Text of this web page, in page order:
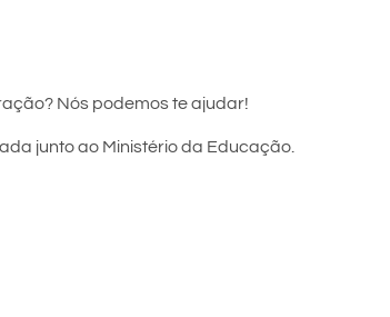
Nós podemos te ajudar!
junto ao Ministério da Educação.